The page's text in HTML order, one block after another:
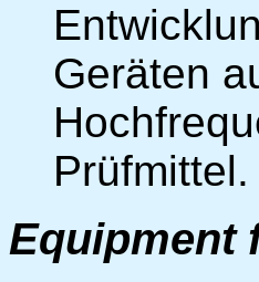
Geräten
Prüfmittel.
Equipment